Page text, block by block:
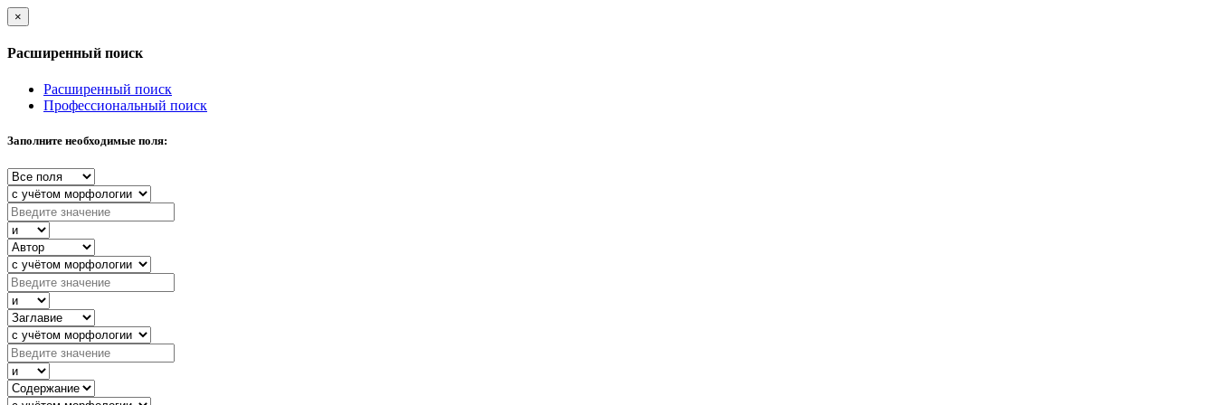
×
Расширенный поиск
Расширенный поиск
Профессиональный поиск
Заполните необходимые поля: